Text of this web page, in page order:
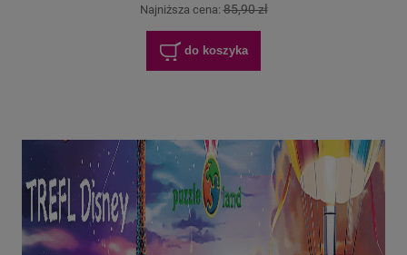
Najniższa cena:85,90 zł
do koszyka